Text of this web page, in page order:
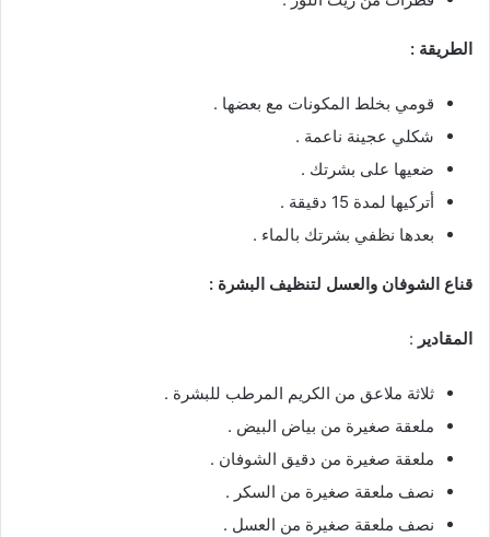
الطريقة :
قومي بخلط المكونات مع بعضها .
شكلي عجينة ناعمة .
ضعيها على بشرتك .
أتركيها لمدة 15 دقيقة .
بعدها نظفي بشرتك بالماء .
قناع الشوفان والعسل لتنظيف البشرة :
المقادير :
ثلاثة ملاعق من الكريم المرطب للبشرة .
ملعقة صغيرة من بياض البيض .
ملعقة صغيرة من دقيق الشوفان .
نصف ملعقة صغيرة من السكر .
نصف ملعقة صغيرة من العسل .